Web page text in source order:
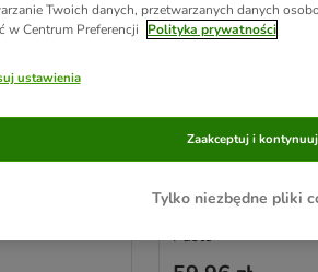
Kurczak,
2 opcji
Pusto
Twoich danych, przetwarzanych danych
w Centrum Preferencji
Polityka prywatności
ustawienia
Tylko niezbędne pliki
Zaakceptuj i kontynuuj